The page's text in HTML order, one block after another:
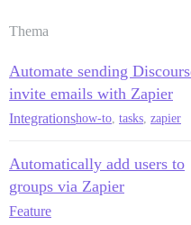
Thema
Automate sending
invite emails with Zapier
Integrationshow-to, tasks, zapier
Automatically add users to
groups via Zapier
Feature